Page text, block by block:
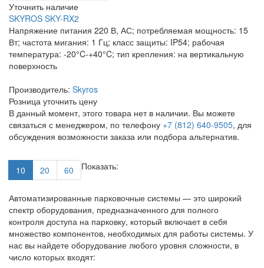
Уточнить наличие
SKYROS SKY-RX2
Напряжение питания 220 В, АС; потребляемая мощность: 15
Вт; частота мигания: 1 Гц; класс защиты: IP54; рабочая
температура: -20°C-+40°C; тип крепления: на вертикальную
поверхность
Производитель: Skyros
Розница уточнить цену
В данный момент, этого товара нет в наличии. Вы можете
связаться с менеджером, по телефону +7 (812) 640-9505, для
обсуждения возможности заказа или подбора альтернатив.
Показать:
10 20 60
Автоматизированные парковочные системы — это широкий
спектр оборудования, предназначенного для полного
контроля доступа на парковку, который включает в себя
множество компонентов, необходимых для работы системы. У
нас вы найдете оборудование любого уровня сложности, в
число которых входят: